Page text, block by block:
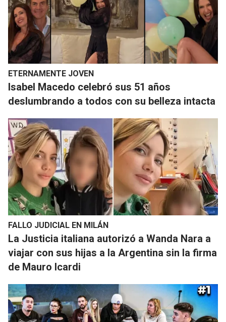
ETERNAMENTE JOVEN
​Isabel Macedo celebró sus 51 años
deslumbrando a todos con su belleza intacta
FALLO JUDICIAL EN MILÁN
La Justicia italiana autorizó a Wanda Nara a
viajar con sus hijas a la Argentina sin la firma
de Mauro Icardi